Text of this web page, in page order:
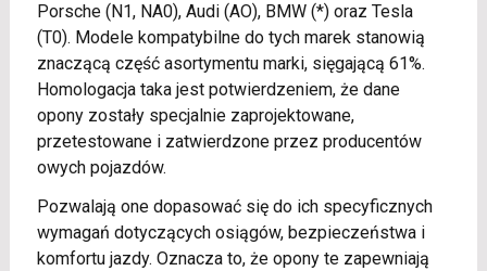
Porsche (N1, NA0), Audi (AO), BMW (*) oraz Tesla
(T0). Modele kompatybilne do tych marek stanowią
znaczącą część asortymentu marki, sięgającą 61%.
Homologacja taka jest potwierdzeniem, że dane
opony zostały specjalnie zaprojektowane,
przetestowane i zatwierdzone przez producentów
owych pojazdów.
Pozwalają one dopasować się do ich specyficznych
wymagań dotyczących osiągów, bezpieczeństwa i
komfortu jazdy. Oznacza to, że opony te zapewniają